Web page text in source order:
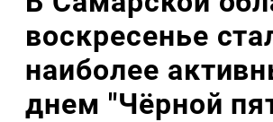
воскресенье
наиболее
днем "Чёрной